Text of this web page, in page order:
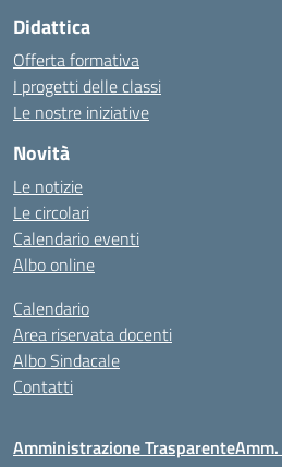
Didattica
Offerta formativa
I progetti delle classi
Le nostre iniziative
Novità
Le notizie
Le circolari
Calendario eventi
Albo online
Calendario
Area riservata docenti
Albo Sindacale
Contatti
Amministrazione Trasparente